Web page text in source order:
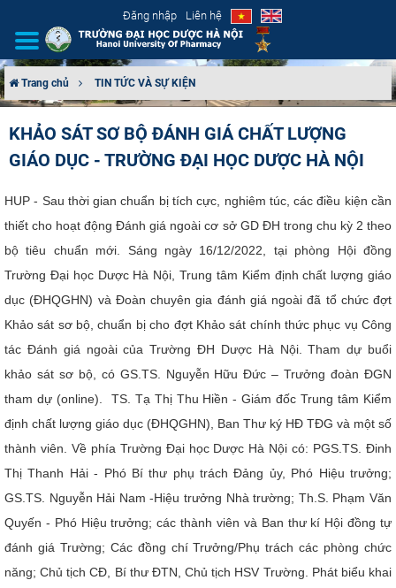
Đăng nhập Liên hệ
CƠ CẤU TỔ CHỨC
TUYỂN SINH
ĐÀO TẠO
KHOA HỌC CÔNG NGHỆ
HTQT
CỰU NGƯỜI HỌC
Trang chủ TIN TỨC VÀ SỰ KIỆN
KHẢO SÁT SƠ BỘ ĐÁNH GIÁ CHẤT LƯỢNG
GIÁO DỤC - TRƯỜNG ĐẠI HỌC DƯỢC HÀ NỘI
HUP - Sau thời gian chuẩn bị tích cực, nghiêm túc, các điều kiện cần
thiết cho hoạt động Đánh giá ngoài cơ sở GD ĐH trong chu kỳ 2 theo
bộ tiêu chuẩn mới. Sáng ngày 16/12/2022, tại phòng Hội đồng
Trường Đại học Dược Hà Nội, Trung tâm Kiểm định chất lượng giáo
dục (ĐHQGHN) và Đoàn chuyên gia đánh giá ngoài đã tổ chức đợt
Khảo sát sơ bộ, chuẩn bị cho đợt Khảo sát chính thức phục vụ Công
tác Đánh giá ngoài của Trường ĐH Dược Hà Nội.Tham dự buổi
khảo sát sơ bộ, có GS.TS. Nguyễn Hữu Đức – Trưởng đoàn ĐGN
tham dự (online). TS. Tạ Thị Thu Hiền - Giám đốc Trung tâm Kiểm
định chất lượng giáo dục (ĐHQGHN), Ban Thư ký HĐ TĐG và một số
thành viên. Về phía Trường Đại học Dược Hà Nội có: PGS.TS. Đinh
Thị Thanh Hải - Phó Bí thư phụ trách Đảng ủy, Phó Hiệu trưởng;
GS.TS. Nguyễn Hải Nam -Hiệu trưởng Nhà trường; Th.S. Phạm Văn
Quyến - Phó Hiệu trưởng; các thành viên và Ban thư kí Hội đồng tự
đánh giá Trường; Các đồng chí Trưởng/Phụ trách các phòng chức
năng; Chủ tịch CĐ, Bí thư ĐTN, Chủ tịch HSV Trường. Phát biểu khai